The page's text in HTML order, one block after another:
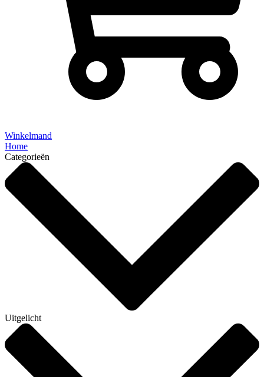
Winkelmand
Home
Categorieën
Uitgelicht